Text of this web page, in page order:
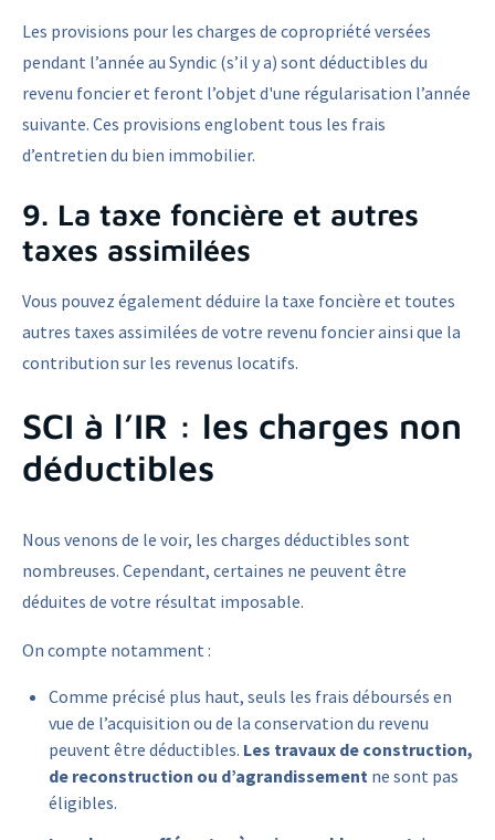
Les provisions pour les charges de copropriété versées
pendant l’année au Syndic (s’il y a) sont déductibles du
revenu foncier et feront l’objet d'une régularisation l’année
suivante. Ces provisions englobent tous les frais
d’entretien du bien immobilier.
9. La taxe foncière et autres
taxes assimilées
Vous pouvez également déduire la taxe foncière et toutes
autres taxes assimilées de votre revenu foncier ainsi que la
contribution sur les revenus locatifs.
SCI à l’IR : les charges non
déductibles
Nous venons de le voir, les charges déductibles sont
nombreuses. Cependant, certaines ne peuvent être
déduites de votre résultat imposable.
On compte notamment :
Comme précisé plus haut, seuls les frais déboursés en
vue de l’acquisition ou de la conservation du revenu
peuvent être déductibles. Les travaux de construction,
de reconstruction ou d’agrandissement ne sont pas
éligibles.